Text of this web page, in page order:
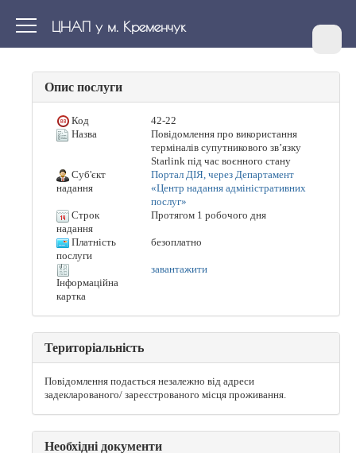
ЦНАП у м. Кременчук
Опис послуги
Код
42-22
Назва
Повідомлення про використання
терміналів супутникового зв’язку
Starlink під час воєнного стану
Суб'єкт
надання
Портал ДІЯ, через Департамент
«Центр надання адміністративних
послуг»
Строк
надання
Протягом 1 робочого дня
Платність
послуги
безоплатно
Інформаційна
картка
завантажити
Територіальність
Повідомлення подається незалежно від адреси
задекларованого/ зареєстрованого місця проживання.
Необхідні документи